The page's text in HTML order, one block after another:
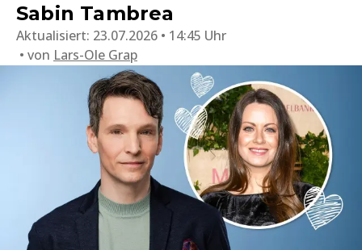
Sabin Tambrea
Aktualisiert: 23.07.2026 • 14:45 Uhr
von Lars-Ole Grap